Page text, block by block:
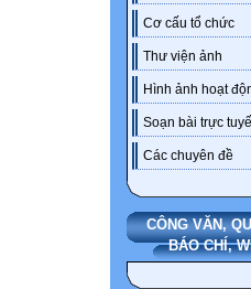
Cơ cấu tổ chức
Thư viện ảnh
Hình ảnh hoạt
Soạn bài trực
Các chuyên đề
CÔNG VĂN,
BÁO CHÍ,